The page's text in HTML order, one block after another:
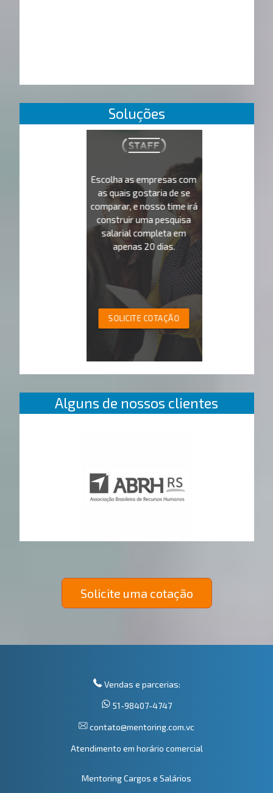
Soluções
Escolha as empresas com
as quais gostaria de se
comparar, e nosso time irá
construir uma pesquisa
salarial completa em
apenas 20 dias.
SOLICITE COTAÇÃO
Alguns de nossos clientes
Solicite uma cotação
Vendas e parcerias:
51-98407-4747
contato@mentoring.com.vc
Atendimento em horário comercial
Mentoring Cargos e Salários